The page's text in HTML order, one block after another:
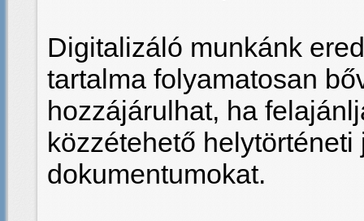
Digitalizáló munkánk
tartalma folyamatosan
hozzájárulhat, ha
közzétehető
dokumentumokat.